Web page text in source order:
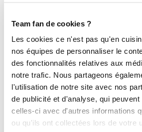
Team fan de cookies ?
Les cookies ce n'est pas qu'en
nos équipes de personnaliser le
des fonctionnalités relatives aux
notre trafic. Nous partageons
l'utilisation de notre site avec nos
de publicité et d'analyse, qui
celles-ci avec d'autres informations
ou qu'ils ont collectées lors de votre
Délayer la Maïzena
l'ajouter au
concentré de
Programmer 3 min
3
Dresser le riz et le